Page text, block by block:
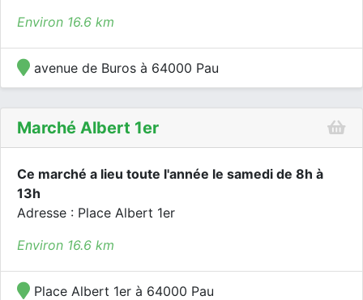
Environ 16.6 km
avenue de Buros à 64000 Pau
Marché Albert 1er
Ce marché a lieu toute l'année le samedi de 8h à
13h
Adresse : Place Albert 1er
Environ 16.6 km
Place Albert 1er à 64000 Pau